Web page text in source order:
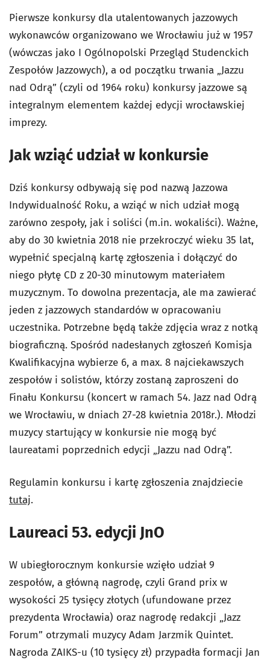
Pierwsze konkursy dla utalentowanych jazzowych
wykonawców organizowano we Wrocławiu już w 1957
(wówczas jako I Ogólnopolski Przegląd Studenckich
Zespołów Jazzowych), a od początku trwania „Jazzu
nad Odrą” (czyli od 1964 roku) konkursy jazzowe są
integralnym elementem każdej edycji wrocławskiej
imprezy.
Jak wziąć udział w konkursie
Dziś konkursy odbywają się pod nazwą Jazzowa
Indywidualność Roku, a wziąć w nich udział mogą
zarówno zespoły, jak i soliści (m.in. wokaliści). Ważne,
aby do 30 kwietnia 2018 nie przekroczyć wieku 35 lat,
wypełnić specjalną kartę zgłoszenia i dołączyć do
niego płytę CD z 20-30 minutowym materiałem
muzycznym. To dowolna prezentacja, ale ma zawierać
jeden z jazzowych standardów w opracowaniu
uczestnika. Potrzebne będą także zdjęcia wraz z notką
biograficzną. Spośród nadesłanych zgłoszeń Komisja
Kwalifikacyjna wybierze 6, a max. 8 najciekawszych
zespołów i solistów, którzy zostaną zaproszeni do
Finału Konkursu (koncert w ramach 54. Jazz nad Odrą
we Wrocławiu, w dniach 27-28 kwietnia 2018r.). Młodzi
muzycy startujący w konkursie nie mogą być
laureatami poprzednich edycji „Jazzu nad Odrą”.
Regulamin konkursu i kartę zgłoszenia znajdziecie
tutaj.
Laureaci 53. edycji JnO
W ubiegłorocznym konkursie wzięło udział 9
zespołów, a główną nagrodę, czyli Grand prix w
wysokości 25 tysięcy złotych (ufundowane przez
prezydenta Wrocławia) oraz nagrodę redakcji „Jazz
Forum” otrzymali muzycy Adam Jarzmik Quintet.
Nagroda ZAIKS-u (10 tysięcy zł) przypadła formacji Jan